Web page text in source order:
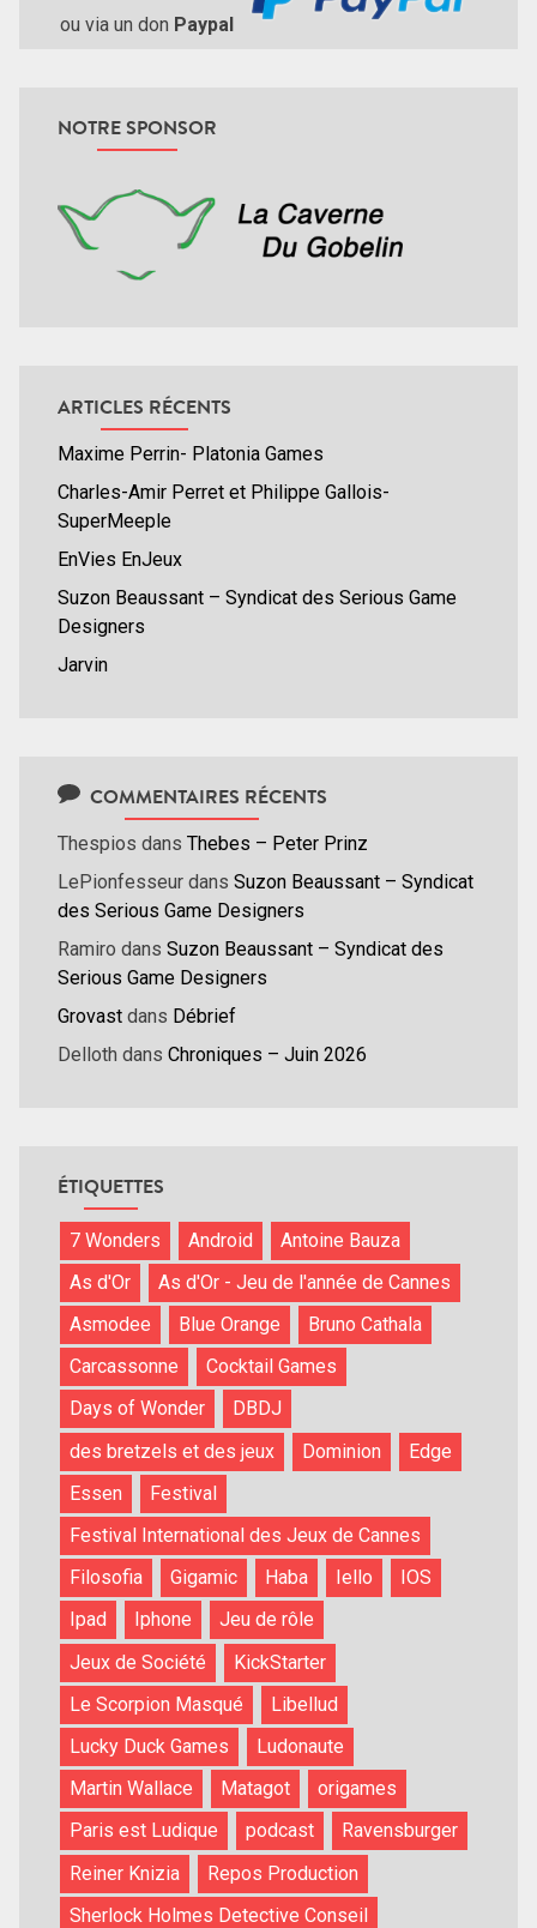
ou via un don Paypal
NOTRE SPONSOR
ARTICLES RÉCENTS
Maxime Perrin- Platonia Games
Charles-Amir Perret et Philippe Gallois-
SuperMeeple
EnVies EnJeux
Suzon Beaussant – Syndicat des Serious Game
Designers
Jarvin
COMMENTAIRES RÉCENTS
Thespios dans Thebes – Peter Prinz
LePionfesseur dans Suzon Beaussant – Syndicat
des Serious Game Designers
Ramiro dans Suzon Beaussant – Syndicat des
Serious Game Designers
Grovast dans Débrief
Delloth dans Chroniques – Juin 2026
ÉTIQUETTES
7 Wonders Android
Antoine Bauza
As d'Or
As d'Or - Jeu de l'année de Cannes
Asmodee
Blue Orange
Bruno Cathala
Carcassonne
Cocktail Games
Days of Wonder
DBDJ
des bretzels et des jeux
Dominion
Edge
Essen
Festival
Festival International des Jeux de Cannes
Filosofia
Gigamic Haba Iello
IOS
Ipad
Iphone
Jeu de rôle
Jeux de Société
KickStarter
Le Scorpion Masqué
Libellud
Lucky Duck Games
Ludonaute
Martin Wallace
Matagot
origames
Paris est Ludique
podcast
Ravensburger
Reiner Knizia
Repos Production
Sherlock Holmes Detective Conseil